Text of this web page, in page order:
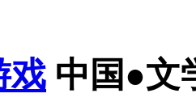
戏 中国●文